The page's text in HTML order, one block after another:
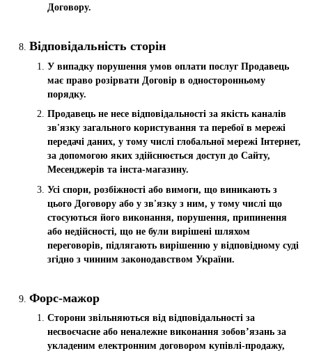
Договору.
Відповідальність сторін
У випадку порушення умов оплати послуг Продавець
має право розірвати Договір в односторонньому
порядку.
Продавець не несе відповідальності за якість каналів
зв'язку загального користування та перебої в мережі
передачі даних, у тому числі глобальної мережі Інтернет,
за допомогою яких здійснюється доступ до Сайту,
Месенджерів та інста-магазину.
Усі спори, розбіжності або вимоги, що виникають з
цього Договору або у зв'язку з ним, у тому числі що
стосуються його виконання, порушення, припинення
або недійсності, що не були вирішені шляхом
переговорів, підлягають вирішенню у відповідному суді
згідно з чинним законодавством України.
Форс-мажор
Сторони звільняються від відповідальності за
несвоєчасне або неналежне виконання зобов’язань за
укладеним електронним договором купівлі-продажу,